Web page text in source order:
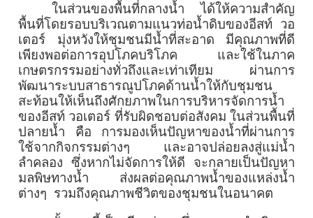
ในส่วนของพื้นที่กลางน้ำ ได้ให้ความสำคัญ
พื้นที่โดยรอบบริเวณตามแนวท่อน้ำดิบของอีสท์ วอ
เตอร์ มุ่งหวังให้ชุมชนมีน้ำที่สะอาด มีคุณภาพที่ดี
เพียงพอต่อการอุปโภคบริโภค และใช้ในภาค
เกษตรกรรมอย่างทั่วถึงและเท่าเทียม ผ่านการ
พัฒนาระบบสาธารณูปโภคด้านน้ำให้กับชุมชน
สะท้อนให้เห็นถึงศักยภาพในการบริหารจัดการน้ำ
ของอีสท์ วอเตอร์ ที่รับผิดชอบต่อสังคม ในส่วนพื้นที่
ปลายน้ำ คือ การมองเห็นปัญหาของน้ำที่ผ่านการ
ใช้จากกิจกรรมต่างๆ และอาจปล่อยลงสู่แม่น้ำ
ลำคลอง ซึ่งหากไม่จัดการให้ดี จะกลายเป็นปัญหา
มลพิษทางน้ำ ส่งผลต่อคุณภาพน้ำของแหล่งน้ำ
ต่างๆ รวมถึงคุณภาพชีวิตของชุมชนในอนาคต